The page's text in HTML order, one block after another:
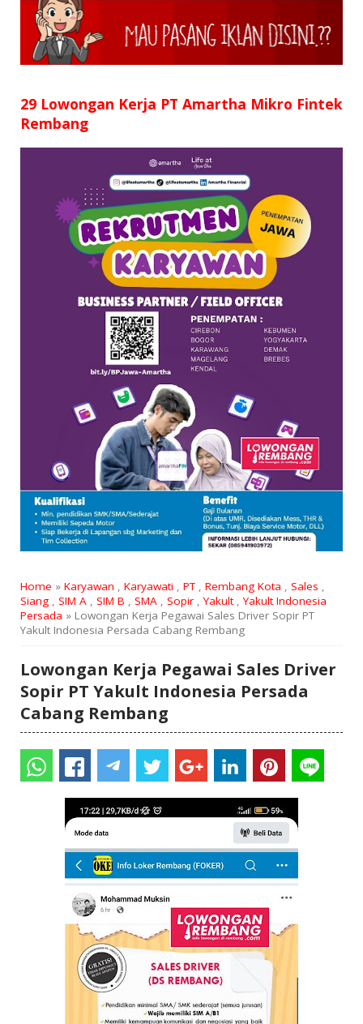
SMP
D3
SURAT LAMARAN
RIWAYAT HIDUP
29 Lowongan Kerja PT Amartha Mikro Fintek
Rembang
Home » Karyawan , Karyawati , PT, Rembang Kota , Sales ,
Siang, SIM A, SIM B , SMA, Sopir,Yakult,Yakult Indonesia
Persada » Lowongan Kerja Pegawai Sales Driver Sopir PT
Yakult Indonesia Persada Cabang Rembang
Lowongan Kerja Pegawai Sales Driver
Sopir PT Yakult Indonesia Persada
Cabang Rembang